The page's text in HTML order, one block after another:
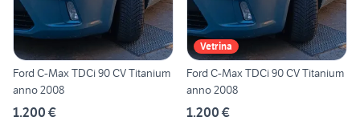
Ford C-Max TDCi 90 CV Titanium
anno 2008
1.200 €
Vetrina
Ford C-Max TDCi 90 CV Titanium
anno 2008
1.200 €